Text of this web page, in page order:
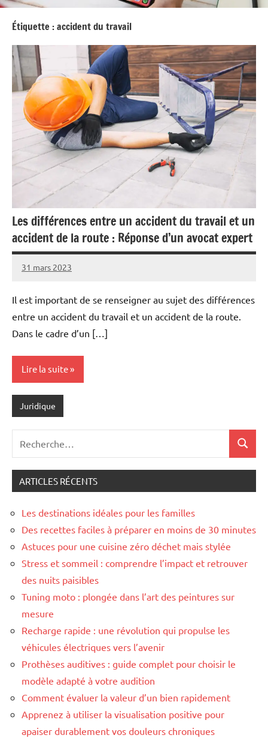
Étiquette :accident du travail
Les différences entre un accident du travail et un
accident de la route : Réponse d’un avocat expert
31 mars 2023
Povoski
Aucun
Il est important de se renseigner au sujet des différences
entre un accident du travail et un accident de la route.
Dans le cadre d’un […]
Lire la suite
Juridique
:
ARTICLES RÉCENTS
Les destinations idéales pour les familles
Des recettes faciles à préparer en moins de 30 minutes
Astuces pour une cuisine zéro déchet mais stylée
Stress et sommeil : comprendre l’impact et retrouver
des nuits paisibles
Tuning moto : plongée dans l’art des peintures sur
mesure
Recharge rapide : une révolution qui propulse les
véhicules électriques vers l’avenir
Prothèses auditives : guide complet pour choisir le
modèle adapté à votre audition
Comment évaluer la valeur d’un bien rapidement
Apprenez à utiliser la visualisation positive pour
apaiser durablement vos douleurs chroniques